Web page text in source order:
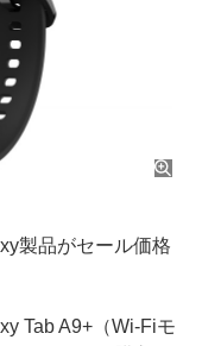
製品がセール価格
Tab A9+（Wi-Fiモ